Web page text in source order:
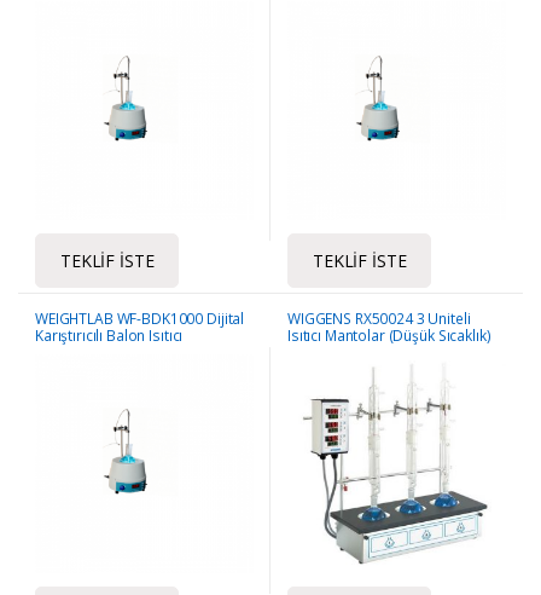
TEKLIF İSTE TEKLIF İSTE
WEIGHTLAB WF-BDK1000 Dijital
Karıştırıcılı Balon Isıtıcı
WIGGENS RX50024 3 Üniteli
Isıtıcı Mantolar (Düşük Sıcaklık)